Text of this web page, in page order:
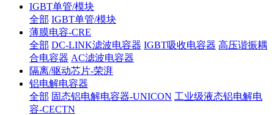
IGBT单管/模块
全部 IGBT单管/模块
薄膜电容-CRE
全部 DC-LINK滤波电容器 IGBT吸收电容器 高压谐振耦
合电容器 AC滤波电容器
隔离/驱动芯片-荣湃
铝电解电容器
全部 固态铝电解电容器-UNICON 工业级液态铝电解电
容-CECTN